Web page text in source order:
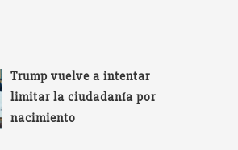
Trump vuelve a intentar
limitar la ciudadanía por
nacimiento